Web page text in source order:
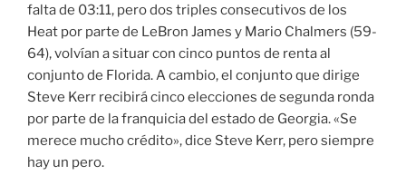
falta de 03:11, pero dos triples consecutivos de los
Heat por parte de LeBron James y Mario Chalmers (59-
64), volvían a situar con cinco puntos de renta al
conjunto de Florida. A cambio, el conjunto que dirige
Steve Kerr recibirá cinco elecciones de segunda ronda
por parte de la franquicia del estado de Georgia. «Se
merece mucho crédito», dice Steve Kerr, pero siempre
hay un pero.